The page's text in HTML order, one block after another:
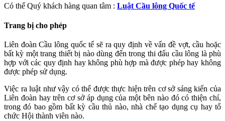
Có thể Quý khách hàng quan tâm : Luật Cầu lông Quốc tế
Trang bị cho phép
Liên đoàn Cầu lông quốc tế sẽ ra quy định về vấn đề vợt, cầu hoặc
bất kỳ một trang thiết bị nào dùng đến trong thi đấu cầu lông là phù
hợp với các quy định hay không phù hợp mà được phép hay không
được phép sử dụng.
Việc ra luật như vậy có thể được thực hiện trên cơ sở sáng kiến của
Liên đoàn hay trên cơ sở áp dụng của một bên nào đó có thiện chí,
trong đó bao gồm bất kỳ cầu thủ nào, nhà chế tạo dụng cụ hay tổ
chức Hội thành viên nào.